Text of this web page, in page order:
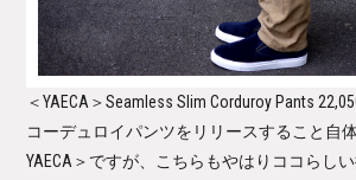
＜YAECA＞Seamless Slim Corduroy Pants
コーデュロイパンツをリリースすること自
YAECA＞ですが、こちらもやはりココらし